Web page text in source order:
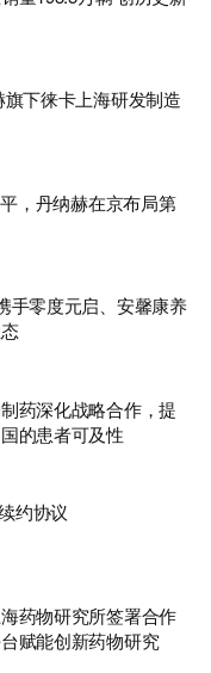
下徕卡上海研发制造
，丹纳赫在京布局第
手零度元启、安馨康养
药深化战略合作，提
的患者可及性
约协议
药物研究所签署合作
赋能创新药物研究